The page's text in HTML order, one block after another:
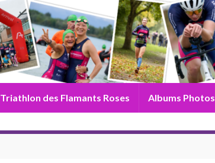
Triathlon des Flamants Roses Albums Photos